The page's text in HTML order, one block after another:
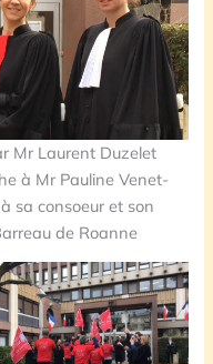
Mr Laurent Duzelet
à Mr Pauline Venet-
sa consoeur et son
de Roanne